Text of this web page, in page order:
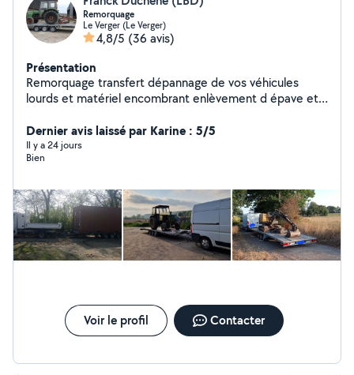
Remorquage
Le Verger (Le Verger)
4,8/5 (36 avis)
Présentation
Remorquage transfert dépannage de vos véhicules
lourds et matériel encombrant enlèvement d épave et
Dernier avis laissé par Karine : 5/5
Il y a 24 jours
Bien
Voir le profil Contacter